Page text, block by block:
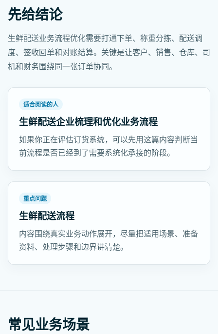
先给结论
生鲜配送业务流程优化需要打通下单、称重分拣、配送调
度、签收回单和对账结算。关键是让客户、销售、仓库、司
机和财务围绕同一张订单协同。
适合阅读的人
生鲜配送企业梳理和优化业务流程
如果你正在评估订货系统，可以先用这篇内容判断当
前流程是否已经到了需要系统化承接的阶段。
重点问题
生鲜配送流程
内容围绕真实业务动作展开，尽量把适用场景、准备
资料、处理步骤和边界讲清楚。
常见业务场景